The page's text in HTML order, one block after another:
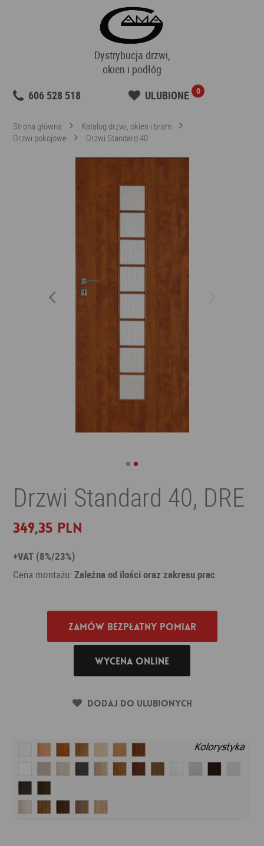
Dystrybucja drzwi,
okien i podłóg
606 528 518
ULUBIONE 0
Strona główna
Katalog drzwi, okien i bram
Drzwi pokojowe
Drzwi Standard 40
Drzwi Standard 40, DRE
349,35 PLN
+VAT (8%/23%)
Cena montażu:Zależna od ilości oraz zakresu prac
Zamów bezpłatny pomiar
Wycena online
Dodaj do ulubionych